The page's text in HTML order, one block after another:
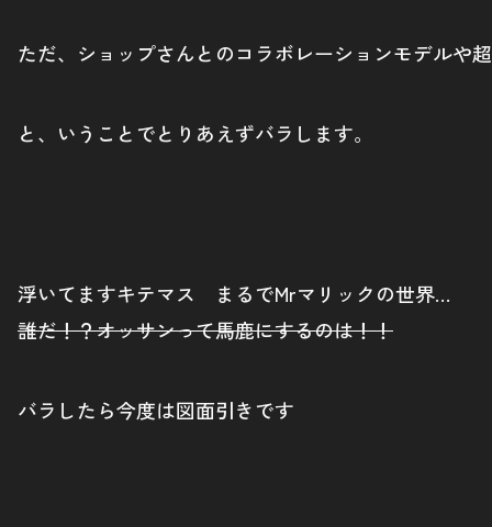
ただ、ショップさんとのコラボレーションモデルや
と、いうことでとりあえずバラします。
浮いてますキテマス まるでMrマリックの世界…
誰だ！？オッサンって馬鹿にするのは！！
バラしたら今度は図面引きです